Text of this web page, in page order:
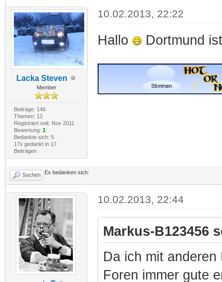
Lacka Steven
Member
Beiträge: 146
Themen: 12
Registriert seit: Nov 2011
Bewertung: 1
Bedankte sich: 5
17x gedankt in 17
Beiträgen
10.02.2013, 22:22
Hallo Dortmund
Suchen Es bedanken sich:
10.02.2013, 22:44
Markus-B123456
Da ich mit
Foren immer gute